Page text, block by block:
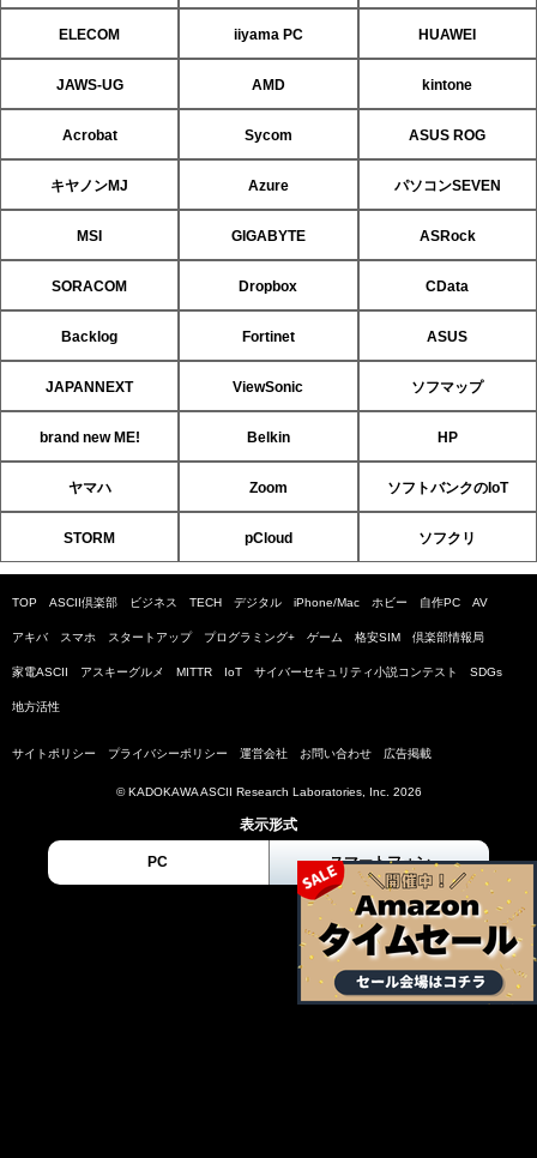
ELECOM iiyama PC HUAWEI
JAWS-UG AMD kintone
Acrobat Sycom ASUS ROG
キヤノンMJ Azure パソコンSEVEN
MSI GIGABYTE ASRock
SORACOM Dropbox CData
Backlog Fortinet ASUS
JAPANNEXT ViewSonic ソフマップ
brand new ME! Belkin HP
ヤマハ Zoom ソフトバンクのIoT
STORM pCloud ソフクリ
TOP ASCII倶楽部 ビジネス TECH デジタル iPhone/Mac ホビー 自作PC AV
アキバ スマホ スタートアップ プログラミング+ ゲーム 格安SIM 倶楽部情報局
家電ASCII アスキーグルメ MITTR IoT サイバーセキュリティ小説コンテスト SDGs
地方活性
サイトポリシー プライバシーポリシー 運営会社 お問い合わせ 広告掲載
© KADOKAWA ASCII Research Laboratories, Inc. 2026
表示形式
PC スマートフォン